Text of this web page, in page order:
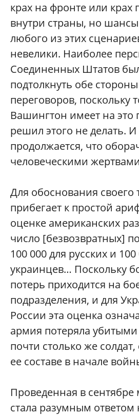
крах на фронте или крах
внутри страны, но
любого из этих
невелики. Наиболее
Соединенных Штатов
подтолкнуть обе стороны
переговоров, поскольку
Вашингтон имеет на это
решил этого не делать.
продолжается, что
человеческими
Для обоснования своего
прибегает к простой
оценке американских
число [безвозвратных]
100 000 для русских и 100
украинцев… Поскольку
потерь приходится на
подразделения, и для
России эта оценка
армия потеряла
почти столько же
ее составе в начале
Проведенная в
стала разумным